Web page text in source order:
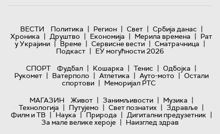
ВЕСТИ Политика | Регион | Свет | Србија данас |
Хроника | Друштво | Економија | Мерила времена | Рат
у Украјини | Време | Сервисне вести | Сматрачница |
Подкаст | ЕУ могућности 2026
СПОРТ
Фудбал | Кошарка | Тенис | Одбојка |
Рукомет | Ватерполо | Атлетика | Ауто-мото | Остали
спортови | Меморијал РТС
МАГАЗИН
Живот | Занимљивости | Музика |
Технологијa | Путујемо | Свет познатих | Здравље |
Филм и ТВ | Наука | Природа | Дигитални предузетник |
За мале велике хероје | Наизглед здрав